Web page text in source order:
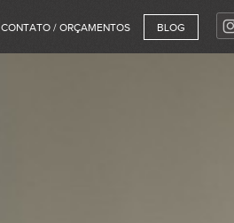
CONTATO / ORÇAMENTOS BLOG